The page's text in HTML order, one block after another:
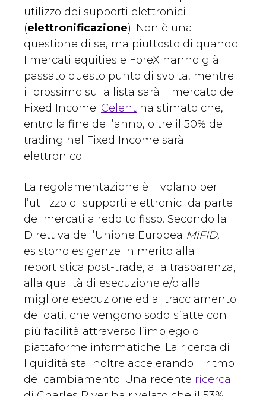
utilizzo dei supporti elettronici
(elettronificazione). Non è una
questione di se, ma piuttosto di quando.
I mercati equities e ForeX hanno già
passato questo punto di svolta, mentre
il prossimo sulla lista sarà il mercato dei
Fixed Income. Celent ha stimato che,
entro la fine dell’anno, oltre il 50% del
trading nel Fixed Income sarà
elettronico.
La regolamentazione è il volano per
l’utilizzo di supporti elettronici da parte
dei mercati a reddito fisso. Secondo la
Direttiva dell’Unione Europea MiFID,
esistono esigenze in merito alla
reportistica post-trade, alla trasparenza,
alla qualità di esecuzione e/o alla
migliore esecuzione ed al tracciamento
dei dati, che vengono soddisfatte con
più facilità attraverso l’impiego di
piattaforme informatiche. La ricerca di
liquidità sta inoltre accelerando il ritmo
del cambiamento. Una recente ricerca